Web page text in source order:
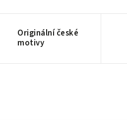
Originální české
motivy